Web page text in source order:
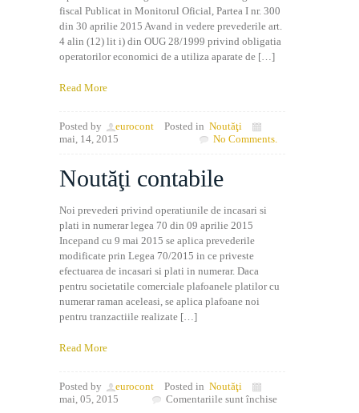
fiscal Publicat in Monitorul Oficial, Partea I nr. 300
din 30 aprilie 2015 Avand in vedere prevederile art.
4 alin (12) lit i) din OUG 28/1999 privind obligatia
operatorilor economici de a utiliza aparate de […]
Read More
Posted by eurocont Posted in Noutăţi
mai, 14, 2015
No Comments.
Noutăţi contabile
Noi prevederi privind operatiunile de incasari si
plati in numerar legea 70 din 09 aprilie 2015
Incepand cu 9 mai 2015 se aplica prevederile
modificate prin Legea 70/2015 in ce priveste
efectuarea de incasari si plati in numerar. Daca
pentru societatile comerciale plafoanele platilor cu
numerar raman aceleasi, se aplica plafoane noi
pentru tranzactiile realizate […]
Read More
Posted by eurocont Posted in Noutăţi
mai, 05, 2015
Comentariile sunt închisepentru